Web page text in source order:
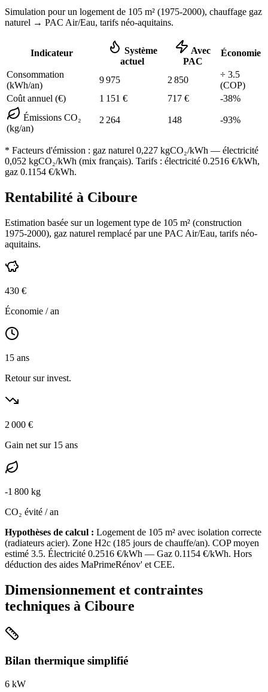
Simulation pour un logement de 105 m² (1975-2000), chauffage gaz
naturel → PAC Air/Eau, tarifs néo-aquitains.
Indicateur
Système
actuel
Avec
PAC
Économie
Consommation
(kWh/an)
9 975 2 850
÷ 3.5
(COP)
Coût annuel (€)
1 151 € 717 € -38%
Émissions CO₂
(kg/an)
2 264 148 -93%
* Facteurs d'émission : gaz naturel 0,227 kgCO₂/kWh — électricité
0,052 kgCO₂/kWh (mix français). Tarifs : électricité 0.2516 €/kWh,
gaz 0.1154 €/kWh.
Rentabilité à Ciboure
Estimation basée sur un logement type de 105 m² (construction
1975-2000), gaz naturel remplacé par une PAC Air/Eau, tarifs néo-
aquitains.
430 €
Économie / an
15 ans
Retour sur invest.
2 000 €
Gain net sur 15 ans
-1 800 kg
CO₂ évité / an
Hypothèses de calcul : Logement de 105 m² avec isolation correcte
(radiateurs acier). Zone H2c (185 jours de chauffe/an). COP moyen
estimé 3.5. Électricité 0.2516 €/kWh — Gaz 0.1154 €/kWh. Hors
déduction des aides MaPrimeRénov' et CEE.
Dimensionnement et contraintes
techniques à Ciboure
Bilan thermique simplifié
6 kW